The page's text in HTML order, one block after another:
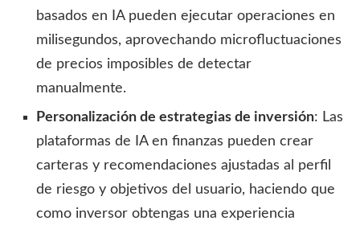
basados en IA pueden ejecutar operaciones en
milisegundos, aprovechando microfluctuaciones
de precios imposibles de detectar
manualmente.
Personalización de estrategias de inversión: Las
plataformas de IA en finanzas pueden crear
carteras y recomendaciones ajustadas al perfil
de riesgo y objetivos del usuario, haciendo que
como inversor obtengas una experiencia